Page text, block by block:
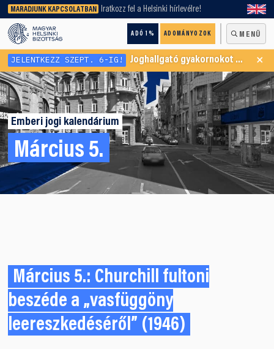
MARADJUNK KAPCSOLATBAN Iratkozz fel a Helsinki hírlevélre!
ADÓ 1% ADOMÁNYOZOK MENÜ
keresőnket!
JELENTKEZZ SZEPT. 6-IG! Joghallgató gyakornokot keresünk Menekültügyi Programunkba ×
Emberi jogi kalendárium
Március 5.
Március 5.: Churchill fultoni
beszéde a „vasfüggöny
leereszkedéséről” (1946)